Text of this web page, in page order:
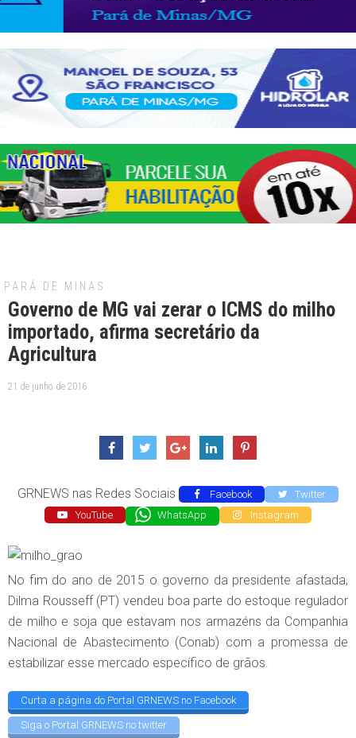
PARÁ DE MINAS
Governo de MG vai zerar o ICMS do milho
importado, afirma secretário da
Agricultura
21 de junho de 2016
GRNEWS nas Redes Sociais Facebook
Twitter
YouTube
WhatsApp Instagram
No fim do ano de 2015 o governo da presidente afastada,
Dilma Rousseff (PT) vendeu boa parte do estoque regulador
de milho e soja que estavam nos armazéns da Companhia
Nacional de Abastecimento (Conab) com a promessa de
estabilizar esse mercado específico de grãos.
Curta a página do Portal GRNEWS no Facebook
Siga o Portal GRNEWS no twitter